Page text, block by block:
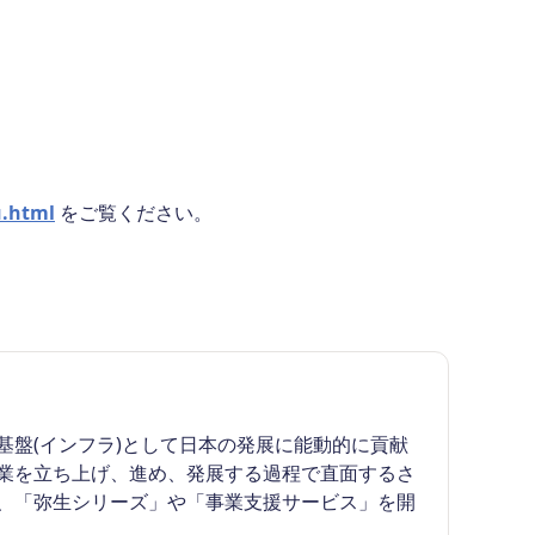
をご覧ください。
(インフラ)として日本の発展に能動的に貢献
立ち上げ、進め、発展する過程で直面するさ
弥生シリーズ」や「事業支援サービス」を開